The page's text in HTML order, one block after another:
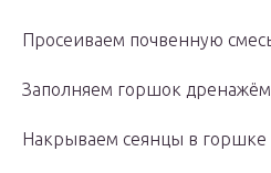
Просеиваем почвенную
Заполняем горшок дренажём
Накрываем сеянцы в горшке